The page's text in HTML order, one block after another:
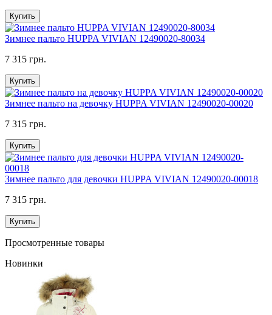
Купить
Зимнее пальто HUPPA VIVIAN 12490020-80034
7 315 грн.
Купить
Зимнее пальто на девочку HUPPA VIVIAN 12490020-00020
7 315 грн.
Купить
Зимнее пальто для девочки HUPPA VIVIAN 12490020-00018
7 315 грн.
Купить
Просмотренные товары
Новинки